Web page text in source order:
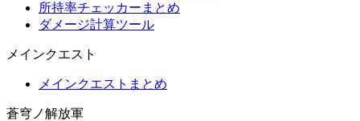
所持率チェッカーまとめ
ダメージ計算ツール
メインクエスト
メインクエストまとめ
蒼穹ノ解放軍